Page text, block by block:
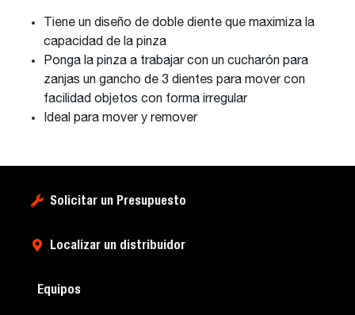
Tiene un diseño de doble diente que maximiza la
capacidad de la pinza
Ponga la pinza a trabajar con un cucharón para
zanjas un gancho de 3 dientes para mover con
facilidad objetos con forma irregular
Ideal para mover y remover
Solicitar un Presupuesto
Localizar un distribuidor
Equipos